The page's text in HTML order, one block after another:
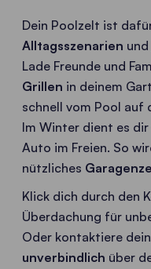
Dein Poolzelt ist
Alltagsszenarien und
Lade Freunde und
Grillen in deinem
schnell vom Pool auf
Im Winter dient es
Auto im Freien. So
nützliches
Klick dich durch den
Überdachung für
Oder kontaktiere
unverbindlich über